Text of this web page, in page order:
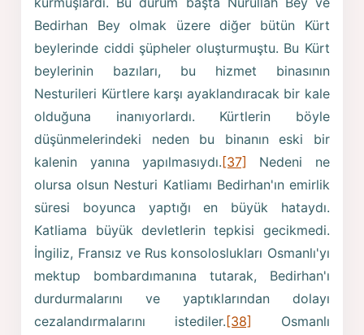
Bedirhan Bey olmak üzere diğer bütün Kürt
beylerinde ciddi şüpheler oluşturmuştu. Bu Kürt
beylerinin bazıları, bu hizmet binasının
Nesturileri Kürtlere karşı ayaklandıracak bir kale
olduğuna inanıyorlardı. Kürtlerin böyle
düşünmelerindeki neden bu binanın eski bir
kalenin yanına yapılmasıydı. [37]
Nedeni ne
olursa olsun Nesturi Katliamı Bedirhan'ın emirlik
süresi boyunca yaptığı en büyük hataydı.
Katliama büyük devletlerin tepkisi gecikmedi.
İngiliz, Fransız ve Rus konsoloslukları Osmanlı'yı
mektup bombardımanına tutarak, Bedirhan'ı
durdurmalarını ve yaptıklarından dolayı
cezalandırmalarını istediler. [38]
Osmanlı